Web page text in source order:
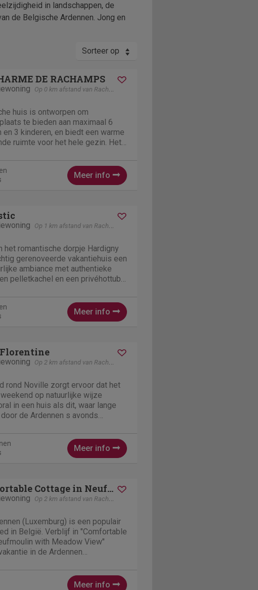
in landschappen, de
de Belgische Ardennen. Jong en
Sorteer op
DE RACHAMPS
Op 0 km afstand van Rachamps
huis is ontworpen om
te bieden aan maximaal 6
3 kinderen, en biedt een warme
ruimte voor het hele gezin. Het
keuken met...
Meer info
Op 1 km afstand van Rachamps
het romantische dorpje Hardigny
gerenoveerde vakantiehuis een
ambiance met authentieke
pelletkachel en een privéhottub
en...
Meer info
Florentine
Op 2 km afstand van Rachamps
rond Noville zorgt ervoor dat het
op natuurlijke wijze
in een huis als dit, waar lange
de Ardennen s avonds
Meer info
Comfortable Cottage in Neufmoulin with Meadow View
Op 2 km afstand van Rachamps
(Luxemburg) is een populair
in België. Verblijf in "Comfortable
with Meadow View"
in de Ardennen
in Houffalize. ...
Meer info